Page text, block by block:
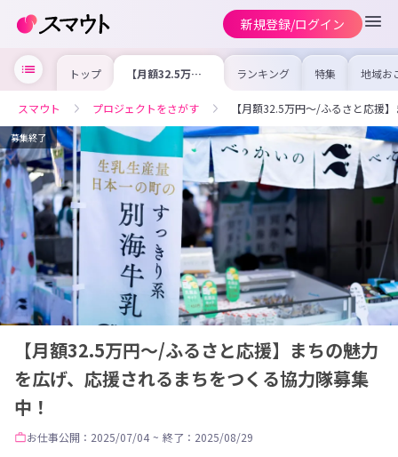
新規登録/ログイン
トップ 【月額32.5万円
～/ふるさと応
広げ、応援される
まちをつくる協力
隊募集中！
ランキング 特集 地域お
の求
を集め
事内容
を比較
合った
けよう
スマウト プロジェクトをさがす 【月額32.5万円～/ふるさと応援
募集終了
【月額32.5万円～/ふるさと応援】まちの魅力
を広げ、応援されるまちをつくる協力隊募集
中！
お仕事公開：2025/07/04 ~ 終了：2025/08/29